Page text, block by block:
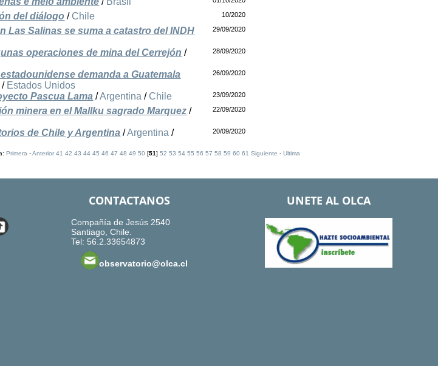
del diálogo / Chile 10/2020
Las Salinas se suma a catastro del INDH
29/09/2020
operaciones de mina del Cerrejón /
28/09/2020
demanda a Guatemala
/ Estados Unidos
26/09/2020
Pascua Lama /Argentina / Chile 23/09/2020
minera en el Mallku sagrado Marquez /
22/09/2020
de Chile y Argentina /Argentina /
20/09/2020
Primera-Anterior 41 42 43 44 45 46 47 48 49 50 [51] 52 53 54 55 56 57 58 59 60 61 Siguiente - Ultima
CONTACTANOS
Compañía de Jesús 2540
Santiago, Chile.
Tel: 56.2.33654873
observatorio@olca.cl
UNETE AL OLCA